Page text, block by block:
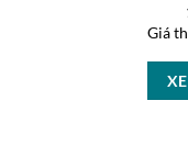
Giá